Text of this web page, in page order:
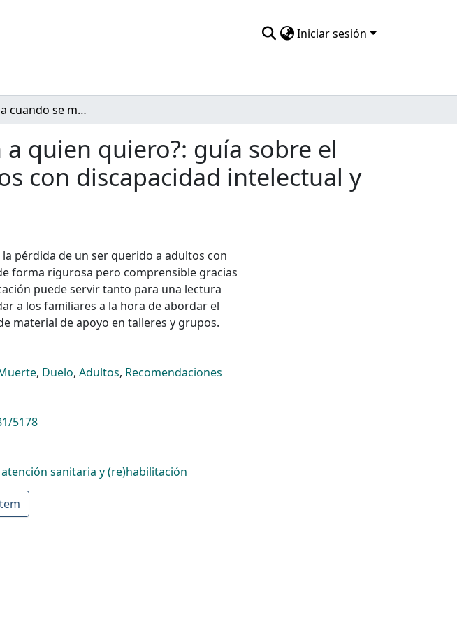
Iniciar sesión
¿Qué pasa cuando se muere alguien a quien quiero?: guía sobre el duelo por un ser querido para adultos con discapacidad intelectual y del desarrollo
quien quiero?: guía sobre el
con discapacidad intelectual y
pérdida de un ser querido a adultos con
forma rigurosa pero comprensible gracias
puede servir tanto para una lectura
a los familiares a la hora de abordar el
material de apoyo en talleres y grupos.
, Duelo, Adultos, Recomendaciones
5178
sanitaria y (re)habilitación